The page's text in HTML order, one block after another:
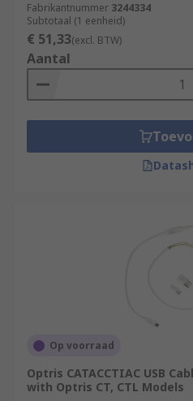
Fabrikantnummer 3244334
Subtotaal (1 eenheid)
€ 51,33(excl. BTW)
Aantal
Op voorraad
Optris CATACCTIAC USB
with Optris CT, CTL Models